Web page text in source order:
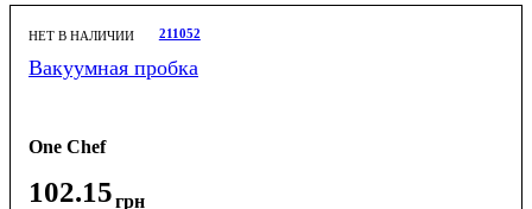
НЕТ В НАЛИЧИИ 211052
Вакуумная пробка
One Chef
102.15грн